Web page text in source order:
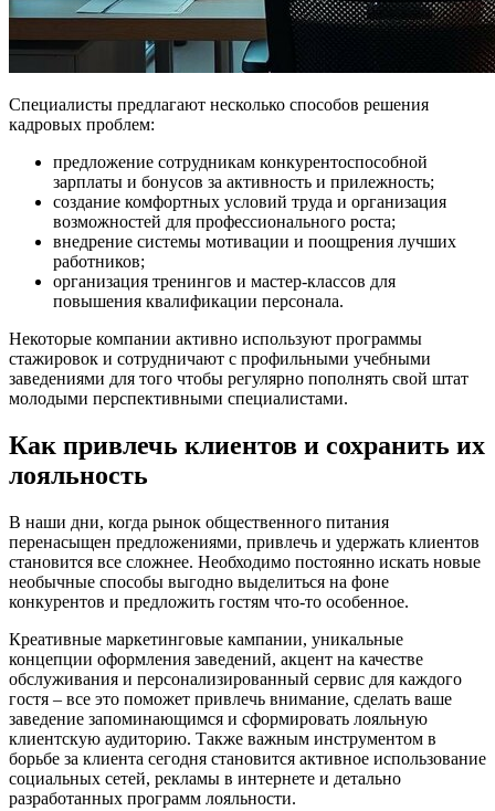
Специалисты предлагают несколько способов решения
кадровых проблем:
предложение сотрудникам конкурентоспособной
зарплаты и бонусов за активность и прилежность;
создание комфортных условий труда и организация
возможностей для профессионального роста;
внедрение системы мотивации и поощрения лучших
работников;
организация тренингов и мастер-классов для
повышения квалификации персонала.
Некоторые компании активно используют программы
стажировок и сотрудничают с профильными учебными
заведениями для того чтобы регулярно пополнять свой штат
молодыми перспективными специалистами.
Как привлечь клиентов и сохранить их
лояльность
В наши дни, когда рынок общественного питания
перенасыщен предложениями, привлечь и удержать клиентов
становится все сложнее. Необходимо постоянно искать новые
необычные способы выгодно выделиться на фоне
конкурентов и предложить гостям что-то особенное.
Креативные маркетинговые кампании, уникальные
концепции оформления заведений, акцент на качестве
обслуживания и персонализированный сервис для каждого
гостя – все это поможет привлечь внимание, сделать ваше
заведение запоминающимся и сформировать лояльную
клиентскую аудиторию. Также важным инструментом в
борьбе за клиента сегодня становится активное использование
социальных сетей, рекламы в интернете и детально
разработанных программ лояльности.